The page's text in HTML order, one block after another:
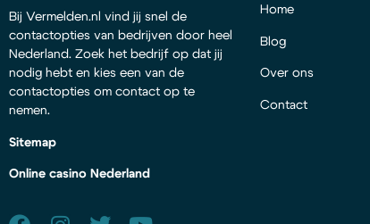
Bij Vermelden.nl vind jij snel de
contactopties van bedrijven door heel
Nederland. Zoek het bedrijf op dat jij
nodig hebt en kies een van de
contactopties om contact op te
nemen.
Sitemap
Online casino Nederland
Home
Blog
Over ons
Contact